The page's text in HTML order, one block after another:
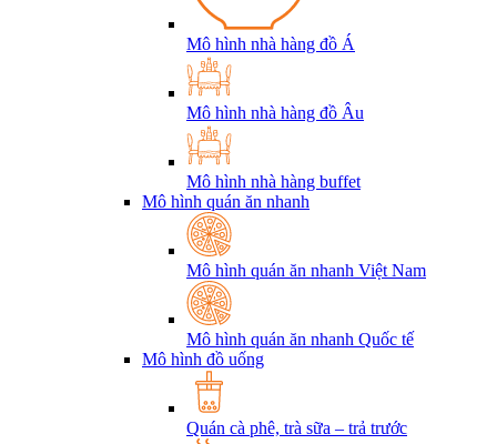
Mô hình nhà hàng đồ Á
Mô hình nhà hàng đồ Âu
Mô hình nhà hàng buffet
Mô hình quán ăn nhanh
Mô hình quán ăn nhanh Việt Nam
Mô hình quán ăn nhanh Quốc tế
Mô hình đồ uống
Quán cà phê, trà sữa – trả trước